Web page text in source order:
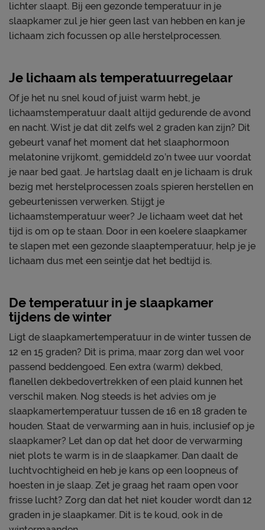
lichter slaapt. Bij een gezonde temperatuur in je
slaapkamer zul je hier geen last van hebben en kan je
lichaam zich focussen op alle herstelprocessen.
Je lichaam als temperatuurregelaar
Of je het nu snel koud of juist warm hebt, je
lichaamstemperatuur daalt altijd gedurende de avond
en nacht. Wist je dat dit zelfs wel 2 graden kan zijn? Dit
gebeurt vanaf het moment dat het slaaphormoon
melatonine vrijkomt, gemiddeld zo’n twee uur voordat
je naar bed gaat. Je hartslag daalt en je lichaam is druk
bezig met herstelprocessen zoals spieren herstellen en
gebeurtenissen verwerken. Stijgt je
lichaamstemperatuur weer? Je lichaam weet dat het
tijd is om op te staan. Door in een koelere slaapkamer
te slapen met een gezonde slaaptemperatuur, help je je
lichaam dus met een seintje dat het bedtijd is.
De temperatuur in je slaapkamer
tijdens de winter
Ligt de slaapkamertemperatuur in de winter tussen de
12 en 15 graden? Dit is prima, maar zorg dan wel voor
passend beddengoed. Een extra (warm) dekbed,
flanellen dekbedovertrekken of een plaid kunnen het
verschil maken. Nog steeds is het advies om je
slaapkamertemperatuur tussen de 16 en 18 graden te
houden. Staat de verwarming aan in huis, inclusief op je
slaapkamer? Let dan op dat het door de verwarming
niet plots te warm is in de slaapkamer. Dan daalt de
luchtvochtigheid en heb je kans op een loopneus of
hoesten in je slaap. Zet je graag het raam open voor
frisse lucht? Zorg dan dat het niet kouder wordt dan 12
graden in je slaapkamer. Dit is te koud, ook in de